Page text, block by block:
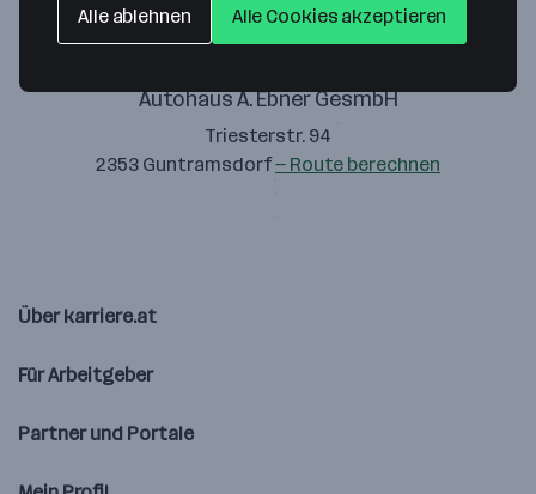
Autohaus A. Ebner GesmbH
Triesterstr. 94
2353 Guntramsdorf— Route berechnen
Über karriere.at
Für Arbeitgeber
Partner und Portale
Alle ablehnen Alle Cookies akzeptieren